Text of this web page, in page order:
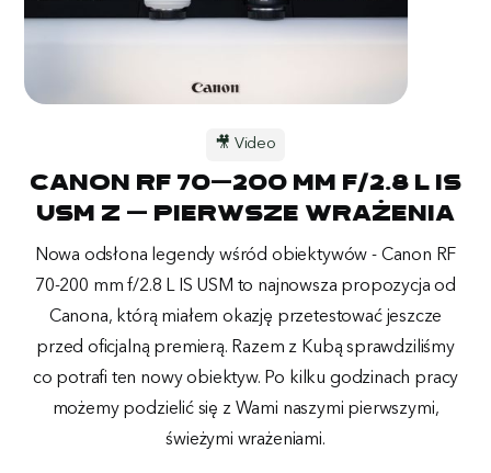
🎥 Video
Canon RF 70-200 mm f/2.8 L IS
USM Z - Pierwsze wrażenia
Nowa odsłona legendy wśród obiektywów - Canon RF
70-200 mm f/2.8 L IS USM to najnowsza propozycja od
Canona, którą miałem okazję przetestować jeszcze
przed oficjalną premierą. Razem z Kubą sprawdziliśmy
co potrafi ten nowy obiektyw. Po kilku godzinach pracy
możemy podzielić się z Wami naszymi pierwszymi,
świeżymi wrażeniami.